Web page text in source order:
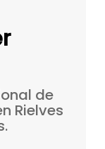
de
Rielves